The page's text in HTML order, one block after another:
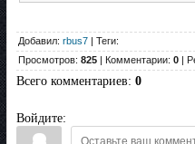
Добавил: rbus7 | Теги:
Просмотров: 825 | Комментарии: 0 |
Всего комментариев: 0
Войдите: